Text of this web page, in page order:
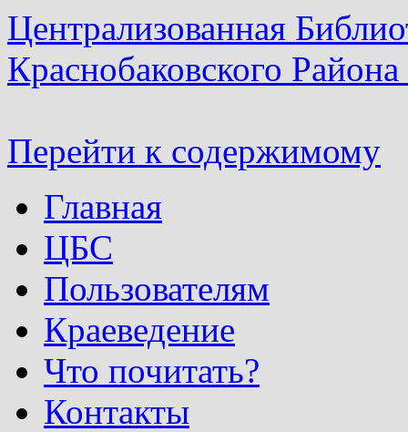
Централизованная
Краснобаковского
Перейти к содержимому
Главная
ЦБС
Пользователям
Краеведение
Что почитать?
Контакты